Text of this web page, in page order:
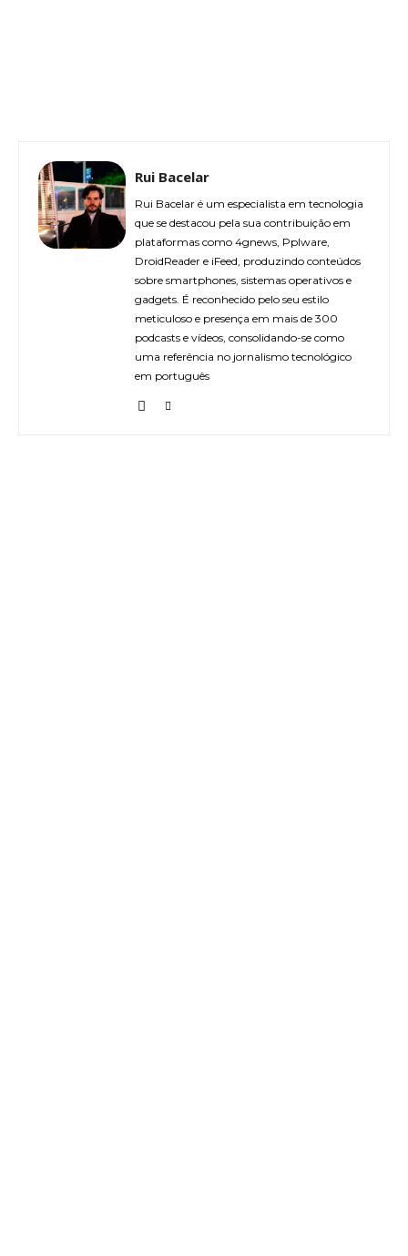
Rui Bacelar
Rui Bacelar é um especialista em tecnologia
que se destacou pela sua contribuição em
plataformas como 4gnews, Pplware,
DroidReader e iFeed, produzindo conteúdos
sobre smartphones, sistemas operativos e
gadgets. É reconhecido pelo seu estilo
meticuloso e presença em mais de 300
podcasts e vídeos, consolidando-se como
uma referência no jornalismo tecnológico
em português